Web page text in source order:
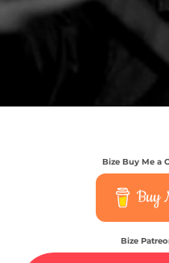
Bize Buy Me a
Buy
Bize